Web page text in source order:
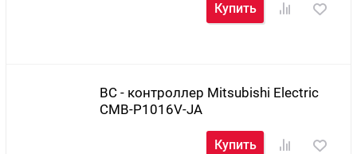
Купить
BC - контроллер Mitsubishi Electric
CMB-P1016V-JA
Купить